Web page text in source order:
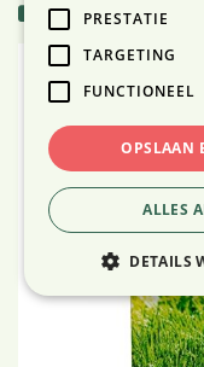
25 stuks in
PRESTATIE
TARGETING
FUNCTIONEEL
OPSLAAN
ALLES
DETAILS